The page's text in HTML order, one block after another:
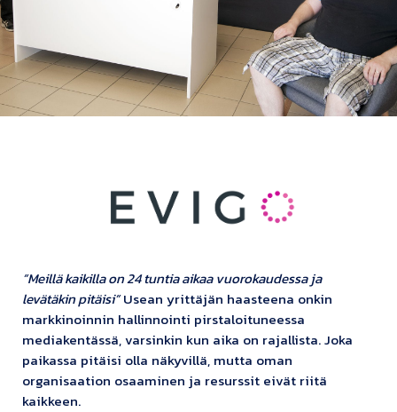
”Meillä kaikilla on 24 tuntia aikaa vuorokaudessa ja
levätäkin pitäisi”Usean yrittäjän haasteena onkin
markkinoinnin hallinnointi pirstaloituneessa
mediakentässä, varsinkin kun aika on rajallista. Joka
paikassa pitäisi olla näkyvillä, mutta oman
organisaation osaaminen ja resurssit eivät riitä
kaikkeen.